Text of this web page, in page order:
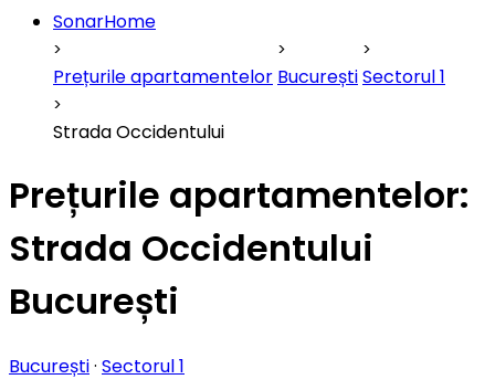
SonarHome
Prețurile apartamentelor BucureștiSectorul 1
Strada Occidentului
Prețurile apartamentelor:
Strada Occidentului
București
București· Sectorul 1